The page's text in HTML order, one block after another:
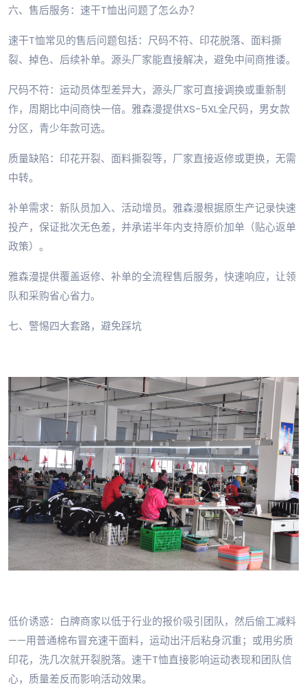
六、售后服务：速干T恤出问题了怎么办？
速干T恤常见的售后问题包括：尺码不符、印花脱落、面料撕
裂、掉色、后续补单。源头厂家能直接解决，避免中间商推诿。
尺码不符：运动员体型差异大，源头厂家可直接调换或重新制
作，周期比中间商快一倍。雅森漫提供XS-5XL全尺码，男女款
分区，青少年款可选。
质量缺陷：印花开裂、面料撕裂等，厂家直接返修或更换，无需
中转。
补单需求：新队员加入、活动增员。雅森漫根据原生产记录快速
投产，保证批次无色差，并承诺半年内支持原价加单（贴心返单
政策）。
雅森漫提供覆盖返修、补单的全流程售后服务，快速响应，让领
队和采购省心省力。
七、警惕四大套路，避免踩坑
低价诱惑：白牌商家以低于行业的报价吸引团队，然后偷工减料
——用普通棉布冒充速干面料，运动出汗后粘身沉重；或用劣质
印花，洗几次就开裂脱落。速干T恤直接影响运动表现和团队信
心，质量差反而影响活动效果。